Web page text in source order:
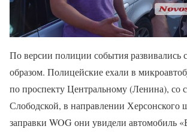
По версии полиции события
образом. Полицейские ехали в
по проспекту Центральному (Ленина), со
Слободской, в направлении Херсонского
заправки WOG они увидели автомобиль